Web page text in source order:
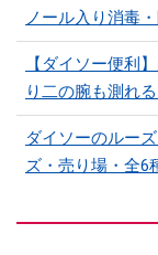
ノール入り消毒
【ダイソー便利
り二の腕も測れ
ダイソーのルー
ズ・売り場・全6